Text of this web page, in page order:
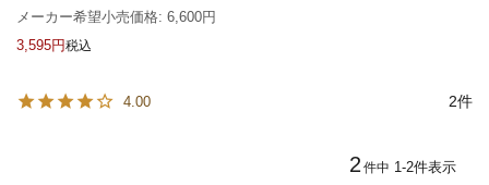
メーカー希望小売価格: 6,600
3,595
税込
4.00 2
2 件中 1-2件表示